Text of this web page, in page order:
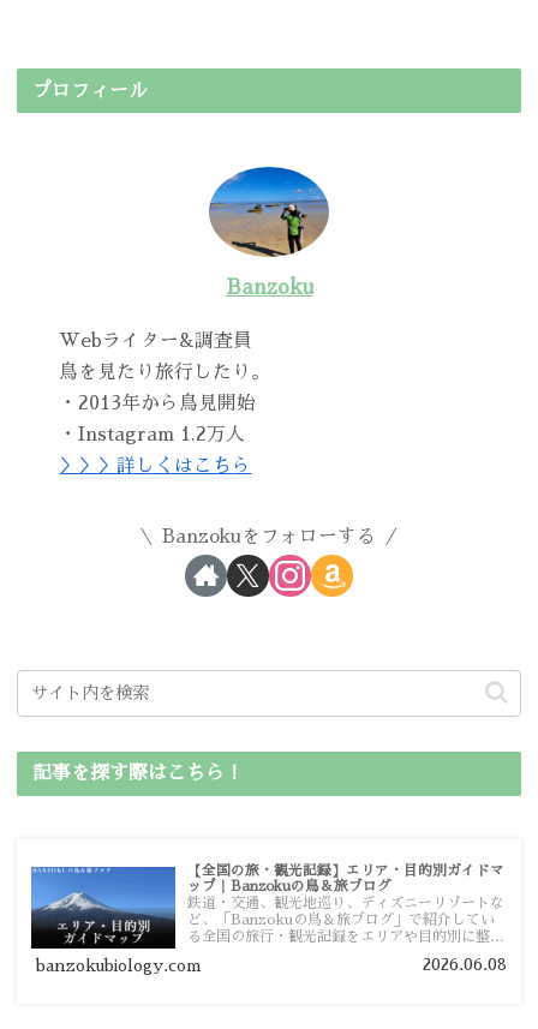
プロフィール
Banzoku
Webライター&調査員
鳥を見たり旅行したり。
・2013年から鳥見開始
・Instagram 1.2万人
＞＞＞詳しくはこちら
Banzokuをフォローする
記事を探す際はこちら！
【全国の旅・観光記録】エリア・目的別ガイドマ
ップ｜Banzokuの鳥＆旅ブログ
鉄道・交通、観光地巡り、ディズニーリゾートな
ど、「Banzokuの鳥＆旅ブログ」で紹介してい
る全国の旅行・観光記録をエリアや目的別に整理
ガイドマップからスムーズに見つけていただけま
banzokubiology.com 2026.06.08